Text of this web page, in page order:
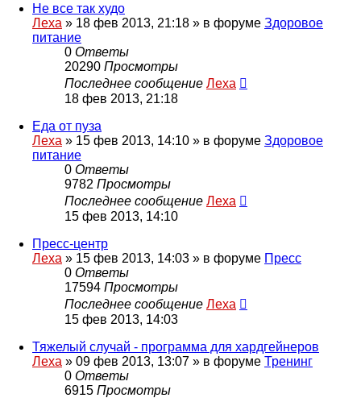
Не все так худо
Леха » 18 фев 2013, 21:18 » в форуме Здоровое
питание
0 Ответы
20290 Просмотры
Последнее сообщение Леха
18 фев 2013, 21:18
Еда от пуза
Леха » 15 фев 2013, 14:10 » в форуме Здоровое
питание
0 Ответы
9782 Просмотры
Последнее сообщение Леха
15 фев 2013, 14:10
Пресс-центр
Леха » 15 фев 2013, 14:03 » в форуме Пресс
0 Ответы
17594 Просмотры
Последнее сообщение Леха
15 фев 2013, 14:03
Тяжелый случай - программа для хардгейнеров
Леха » 09 фев 2013, 13:07 » в форуме Тренинг
0 Ответы
6915 Просмотры